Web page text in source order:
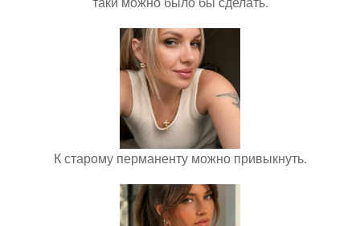
К старому перманенту можно привыкнуть.